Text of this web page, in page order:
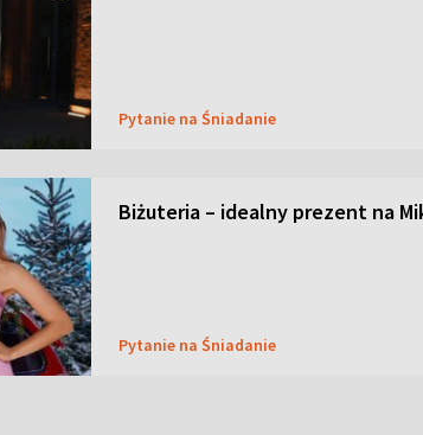
Pytanie na Śniadanie
Biżuteria – idealny prezent na
Pytanie na Śniadanie